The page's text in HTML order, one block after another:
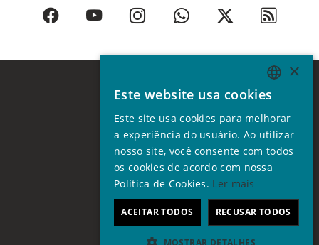
ENGLISH
GERMAN
SPANISH
FRENCH
×
Este website usa cookies
Este site usa cookies para melhorar
a experiência do usuário. Ao utilizar
nosso site, você consente com todos
os cookies de acordo com nossa
Política de Cookies. Ler mais
ACEITAR TODOS RECUSAR TODOS
MOSTRAR DETALHES